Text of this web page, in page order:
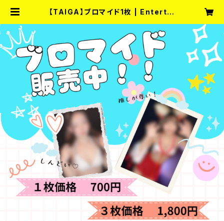
【TAIGA】ブロマイド1枚 | Entertai